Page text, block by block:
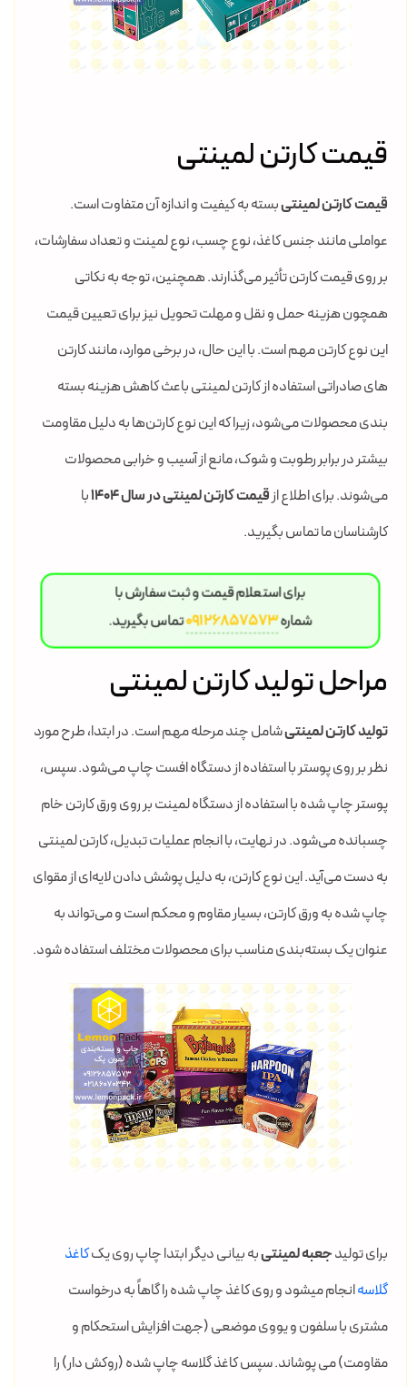
قیمت کارتن لمینتی
قیمت کارتن لمینتیبسته به کیفیت و اندازه آن متفاوت است.
عواملی مانند جنس کاغذ، نوع چسب، نوع لمینت و تعداد سفارشات،
بر روی قیمت کارتن تأثیر می‌گذارند. همچنین، توجه به نکاتی
همچون هزینه حمل و نقل و مهلت تحویل نیز برای تعیین قیمت
این نوع کارتن مهم است. با این حال، در برخی موارد، مانند کارتن
های صادراتی استفاده از کارتن لمینتی باعث کاهش هزینه بسته
بندی محصولات می‌شود، زیرا که این نوع کارتن‌ها به دلیل مقاومت
بیشتر در برابر رطوبت و شوک، مانع از آسیب و خرابی محصولات
می‌شوند. برای اطلاع ازقیمت کارتن لمینتی در سال 1404
با
کارشناسان ما تماس بگیرید.
برای استعلام قیمت و ثبت سفارش با
شماره09126857573تماس بگیرید.
مراحل تولید کارتن لمینتی
تولید کارتن لمینتیشامل چند مرحله مهم است. در ابتدا، طرح مورد
نظر بر روی پوستر با استفاده از دستگاه افست چاپ می‌شود. سپس،
پوستر چاپ شده با استفاده از دستگاه لمینت بر روی ورق کارتن خام
چسبانده می‌شود. در نهایت، با انجام عملیات تبدیل، کارتن لمینتی
به دست می‌آید. این نوع کارتن، به دلیل پوشش دادن لایه‌ای از مقوای
چاپ شده به ورق کارتن، بسیار مقاوم و محکم است و می‌تواند به
عنوان یک بسته‌بندی مناسب برای محصولات مختلف استفاده شود.
برای تولیدجعبه لمینتیبه بیانی دیگر ابتدا چاپ روی یککاغذ
گلاسهانجام میشود و روی کاغذ چاپ شده را گاهاً به درخواست
مشتری با سلفون و یووی موضعی (جهت افزایش استحکام و
مقاومت) می پوشاند. سپس کاغذ گلاسه چاپ شده (روکش دار) را